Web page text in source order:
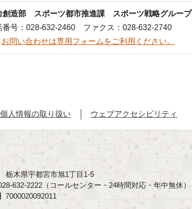
創造部 スポーツ都市推進課 スポーツ戦略グループ
番号：028-632-2460 ファクス：028-632-2740
お問い合わせは専用フォームをご利用ください。
個人情報の取り扱い ウェブアクセシビリティ
栃木県宇都宮市旭1丁目1-5
632-2222（コールセンター・24時間対応・年中無休）
7000020092011